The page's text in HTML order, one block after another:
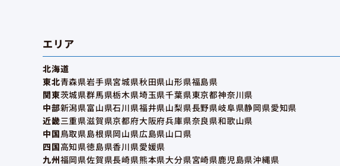
エリア
北海道
東北青森県岩手県宮城県秋田県山形県福島県
関東茨城県群馬県栃木県埼玉県千葉県東京都神奈川県
中部新潟県富山県石川県福井県山梨県長野県岐阜県静岡県愛知県
近畿三重県滋賀県京都府大阪府兵庫県奈良県和歌山県
中国鳥取県島根県岡山県広島県山口県
四国高知県徳島県香川県愛媛県
九州福岡県佐賀県長崎県熊本県大分県宮崎県鹿児島県沖縄県